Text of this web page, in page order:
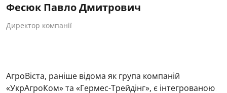
Фесюк Павло Дмитрович
Директор компанії
АгроВіста, раніше відома як група компаній
«УкрАгроКом» та «Гермес-Трейдінг», є інтегрованою